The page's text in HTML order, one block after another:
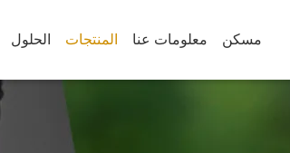
مسكن معلومات عنا المنتجات الحلول